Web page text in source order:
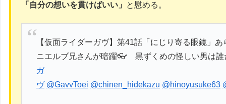
「自分の想いを貫けばいい」
と慰める。
【仮面ライダーガヴ】第41話「にじり寄る眼鏡」あ
ニエルブ兄さんが暗躍👓️ 黒ずくめの怪しい男は誰
ガ
ヴ @GavvToei @chinen_hidekazu @hinoyusuke63